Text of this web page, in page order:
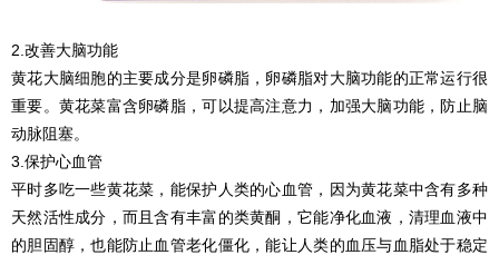
2.改善大脑功能
黄花大脑细胞的主要成分是卵磷脂，卵磷脂对大脑功能的正常运行很
重要。黄花菜富含卵磷脂，可以提高注意力，加强大脑功能，防止脑
动脉阻塞。
3.保护心血管
平时多吃一些黄花菜，能保护人类的心血管，因为黄花菜中含有多种
天然活性成分，而且含有丰富的类黄酮，它能净化血液，清理血液中
的胆固醇，也能防止血管老化僵化，能让人类的血压与血脂处于稳定